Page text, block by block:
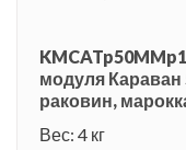
модуля
раковин,
Вес: 4 кг